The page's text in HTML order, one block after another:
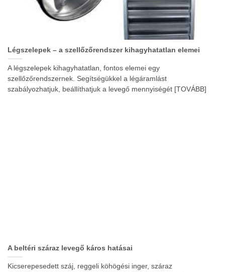
Légszelepek – a szellőzőrendszer kihagyhatatlan elemei
A légszelepek kihagyhatatlan, fontos elemei egy
szellőzőrendszernek. Segítségükkel a légáramlást
szabályozhatjuk, beállíthatjuk a levegő mennyiségét [TOVÁBB]
A beltéri száraz levegő káros hatásai
Kicserepesedett száj, reggeli köhögési inger, száraz